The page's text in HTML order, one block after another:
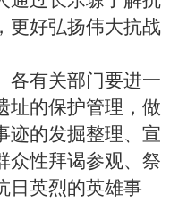
更好弘扬伟大抗战
各有关部门要进一
址的保护管理，做
迹的发掘整理、宣
众性拜谒参观、祭
日英烈的英雄事